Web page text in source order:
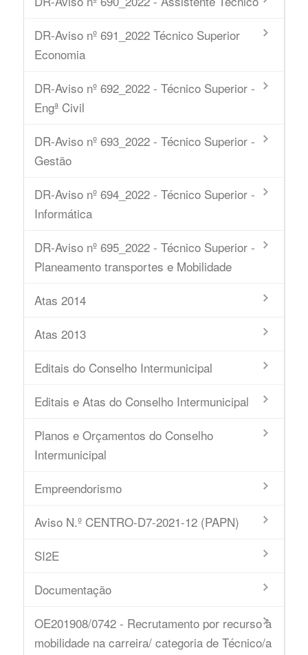
DR-Aviso nº 691_2022 Técnico Superior
Economia
DR-Aviso nº 692_2022 - Técnico Superior -
Engª Civil
DR-Aviso nº 693_2022 - Técnico Superior -
Gestão
DR-Aviso nº 694_2022 - Técnico Superior -
Informática
DR-Aviso nº 695_2022 - Técnico Superior -
Planeamento transportes e Mobilidade
Atas 2014
Atas 2013
Editais do Conselho Intermunicipal
Editais e Atas do Conselho Intermunicipal
Planos e Orçamentos do Conselho
Intermunicipal
Empreendorismo
Aviso N.º CENTRO-D7-2021-12 (PAPN)
SI2E
Documentação
OE201908/0742 - Recrutamento por recurso à
mobilidade na carreira/ categoria de Técnico/a